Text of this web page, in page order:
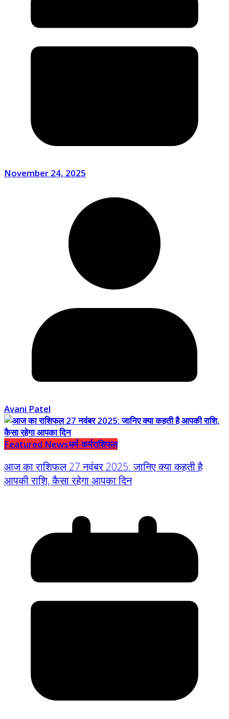
November 24, 2025
Avani Patel
Featured Newsधर्म-कर्मराशिफल
आज का राशिफल 27 नवंबर 2025: जानिए क्या कहती है
आपकी राशि, कैसा रहेगा आपका दिन